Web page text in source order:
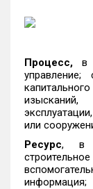
Процесс, в
изысканий,
или
Ресурс, в
информация;